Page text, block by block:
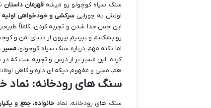
سنگ سیاه کوچولو رو میشهقهرمان داستان
اولش یه جورایی سرکشی و خودخواهی اولیه
این حس جدا شدن و تجربه کردن، کاملاً
رو بشکنیم و ببینیم بیرون از دنیای امن و
اما نکته مهم درباره سنگ سیاه کوچولو،مسیر
گرده. این مسیر پر از درس و تجربه ست که در
هم، معنی و مفهوم دیگه ای داره و گاهی
سنگ های رودخانه: نماد
سنگ های رودخانه، نماد خانواده، جمع و